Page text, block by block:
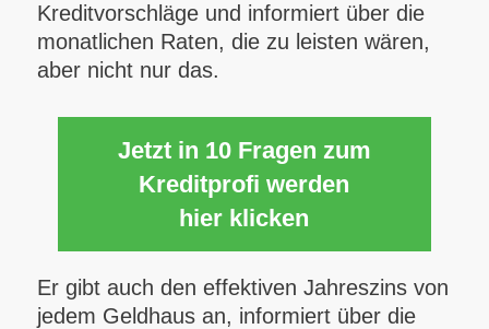
Kreditvorschläge und informiert über die
monatlichen Raten, die zu leisten wären,
aber nicht nur das.
Jetzt in 10 Fragen zum
Kreditprofi werden
hier klicken
Er gibt auch den effektiven Jahreszins von
jedem Geldhaus an, informiert über die